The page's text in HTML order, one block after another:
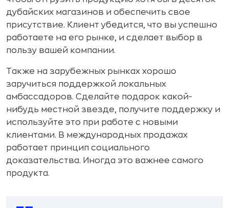
дубайских магазинов и обеспечить свое
присутствие. Клиент убедится, что вы успешно
работаете на его рынке, и сделает выбор в
пользу вашей компании.
Также на зарубежных рынках хорошо
заручиться поддержкой локальных
амбассадоров. Сделайте подарок какой-
нибудь местной звезде, получите поддержку и
используйте это при работе с новыми
клиентами. В международных продажах
работает принцип социального
доказательства. Иногда это важнее самого
продукта.